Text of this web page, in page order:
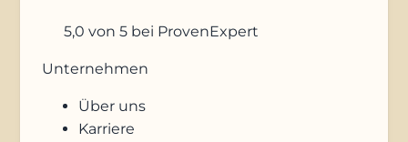
5,0 von 5 bei ProvenExpert
Unternehmen
Über uns
Karriere